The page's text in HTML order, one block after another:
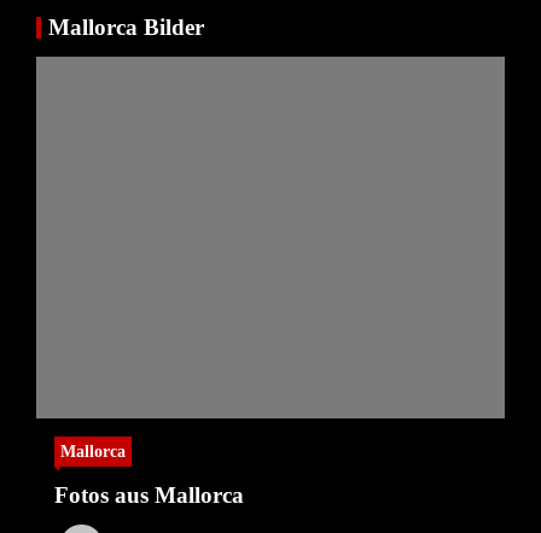
Mallorca Bilder
Mallorca
Fotos aus Mallorca